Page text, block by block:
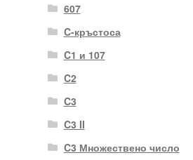
607
C-кръстоса
C1 и 107
C2
C3
C3 II
C3 Множествено число